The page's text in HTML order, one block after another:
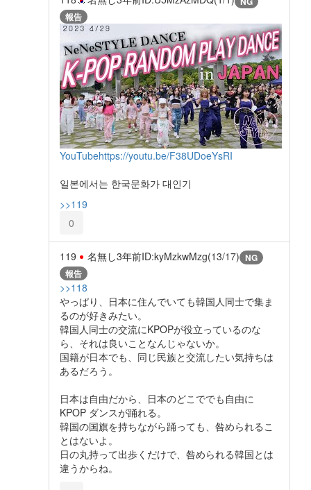
報告
YouTubehttps://youtu.be/F38UDoeYsRI
일본에서는 한국문화가 대인기
>>119
0
119 名無し3年前ID:kyMzkwMzg(13/17) NG
報告
>>118
やっぱり、日本に住んでいても韓国人同士で集ま
るのが好きみたい。
韓国人同士の交流にKPOPが役立っているのな
ら、それは良いことなんじゃないか。
国籍が日本でも、同じ民族と交流したい気持ちは
あるだろう。
日本は自由だから、日本のどこででも自由に
KPOP ダンスが踊れる。
韓国の国旗を持ちながら踊っても、咎められるこ
とはないよ。
日の丸持って出歩くだけで、咎められる韓国とは
違うからね。